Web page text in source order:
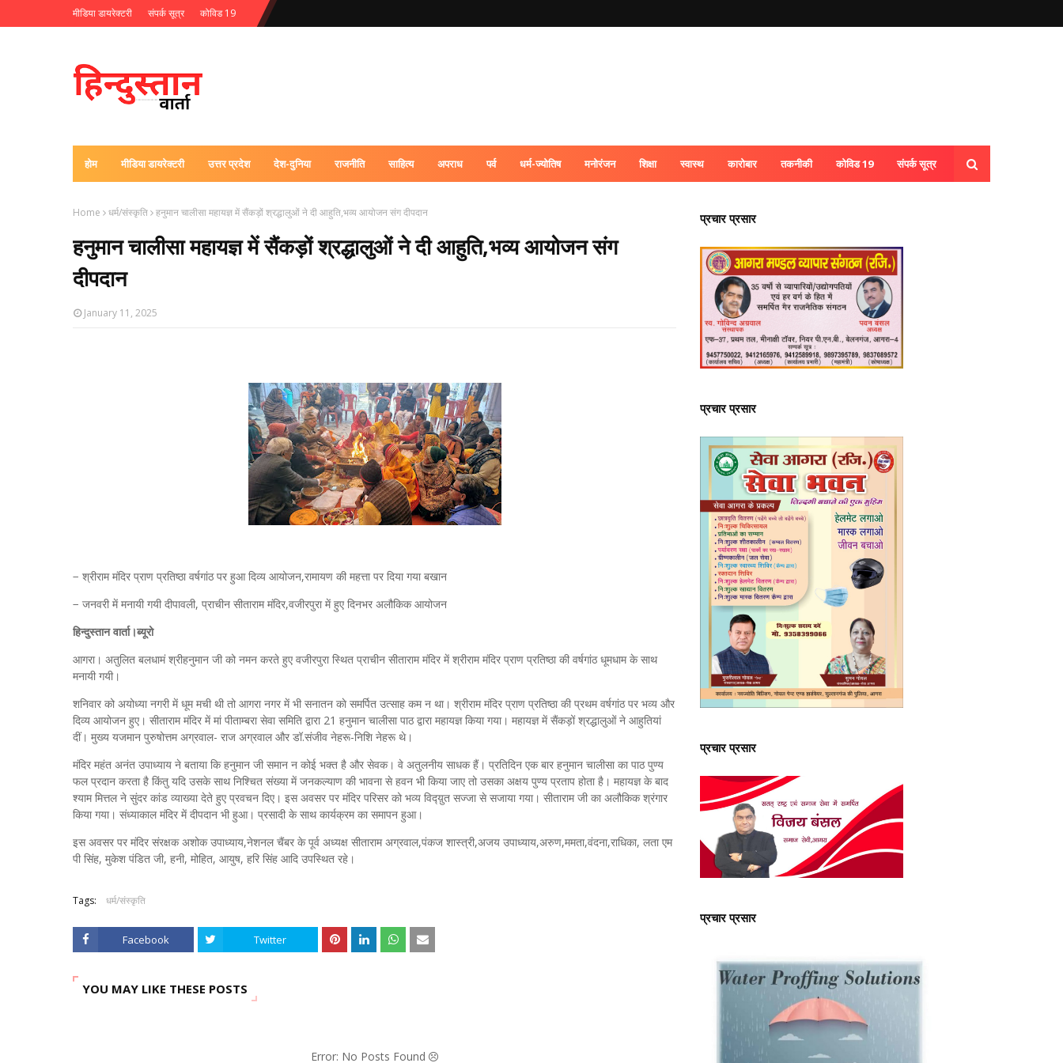
मीडिया डायरेक्टरी संपर्क सूत्र कोविड 19
होम मीडिया डायरेक्टरी उत्तर प्रदेश देश-दुनिया राजनीति साहित्य अपराध पर्व धर्म-ज्योतिष मनोरंजन शिक्षा स्वास्थ कारोबार तकनीकी कोविड 19 संपर्क सूत्र
Home धर्म/संस्कृति हनुमान चालीसा महायज्ञ में सैंकड़ों श्रद्धालुओं ने दी आहुति,भव्य आयोजन संग दीपदान
हनुमान चालीसा महायज्ञ में सैंकड़ों श्रद्धालुओं ने दी आहुति,भव्य आयोजन संग
दीपदान
January 11, 2025
− श्रीराम मंदिर प्राण प्रतिष्ठा वर्षगांठ पर हुआ दिव्य आयोजन,रामायण की महत्ता पर दिया गया बखान
− जनवरी में मनायी गयी दीपावली, प्राचीन सीताराम मंदिर,वजीरपुरा में हुए दिनभर अलौकिक आयोजन
हिन्दुस्तान वार्ता।ब्यूरो
आगरा। अतुलित बलधामं श्रीहनुमान जी को नमन करते हुए वजीरपुरा स्थित प्राचीन सीताराम मंदिर में श्रीराम मंदिर प्राण प्रतिष्ठा की वर्षगांठ धूमधाम के साथ
मनायी गयी।
शनिवार को अयोध्या नगरी में धूम मची थी तो आगरा नगर में भी सनातन काे समर्पित उत्साह कम न था। श्रीराम मंदिर प्राण प्रतिष्ठा की प्रथम वर्षगांठ पर भव्य और
दिव्य आयोजन हुए। सीताराम मंदिर में मां पीताम्बरा सेवा समिति द्वारा 21 हनुमान चालीसा पाठ द्वारा महायज्ञ किया गया। महायज्ञ में सैंकड़ों श्रद्धालुओं ने आहुतियां
दीं। मुख्य यजमान पुरुषोत्तम अग्रवाल- राज अग्रवाल और डॉ.संजीव नेहरू-निशि नेहरू थे।
मंदिर महंत अनंत उपाध्याय ने बताया कि हनुमान जी समान न कोई भक्त है और सेवक। वे अतुलनीय साधक हैं। प्रतिदिन एक बार हनुमान चालीसा का पाठ पुण्य
फल प्रदान करता है किंतु यदि उसके साथ निश्चित संख्या में जनकल्याण की भावना से हवन भी किया जाए तो उसका अक्षय पुण्य प्रताप होता है। महायज्ञ के बाद
श्याम मित्तल ने सुंदर कांड व्याख्या देते हुए प्रवचन दिए। इस अवसर पर मंदिर परिसर को भव्य विद्य़ुत सज्जा से सजाया गया। सीताराम जी का अलौकिक श्रंगार
किया गया। संध्याकाल मंदिर में दीपदान भी हुआ। प्रसादी के साथ कार्यक्रम का समापन हुआ।
इस अवसर पर मंदिर संरक्षक अशोक उपाध्याय,नेशनल चैंबर के पूर्व अध्यक्ष सीताराम अग्रवाल,पंकज शास्त्री,अजय उपाध्याय,अरुण,ममता,वंदना,राधिका, लता एम
पी सिंह, मुकेश पंडित जी, हनी, मोहित, आयुष, हरि सिंह आदि उपस्थित रहे।
Tags: धर्म/संस्कृति
Facebook Twitter
YOU MAY LIKE THESE POSTS
Error: No Posts Found
प्रचार प्रसार
प्रचार प्रसार
प्रचार प्रसार
प्रचार प्रसार